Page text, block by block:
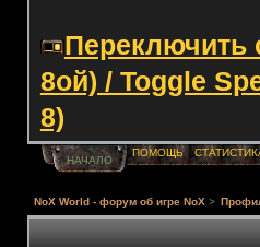
Переключить
8ой) / Toggle
8)
НАЧАЛО
ПОМОЩЬ
NoX World - форум об игре NoX >